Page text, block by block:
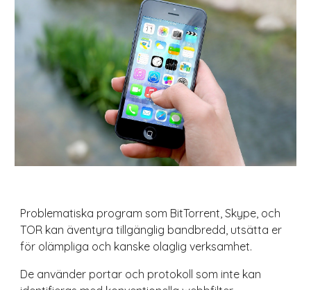
Problematiska program som BitTorrent, Skype, och
TOR kan äventyra tillgänglig bandbredd, utsätta er
för olämpliga och kanske olaglig verksamhet.
De använder portar och protokoll som inte kan